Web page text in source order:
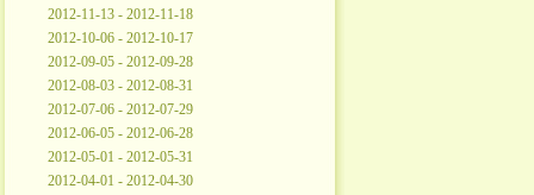
2012-11-13 - 2012-11-18
2012-10-06 - 2012-10-17
2012-09-05 - 2012-09-28
2012-08-03 - 2012-08-31
2012-07-06 - 2012-07-29
2012-06-05 - 2012-06-28
2012-05-01 - 2012-05-31
2012-04-01 - 2012-04-30